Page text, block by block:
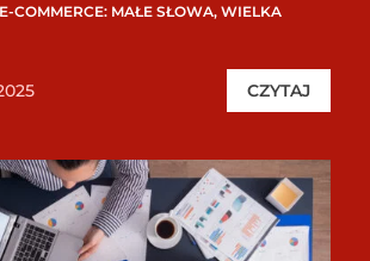
COMMERCE: MAŁE SŁOWA, WIELKA
CZYTAJ